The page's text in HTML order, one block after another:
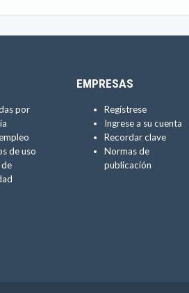
por
de uso
EMPRESAS
Regístrese
Ingrese a su cuenta
Recordar clave
Normas de
publicación